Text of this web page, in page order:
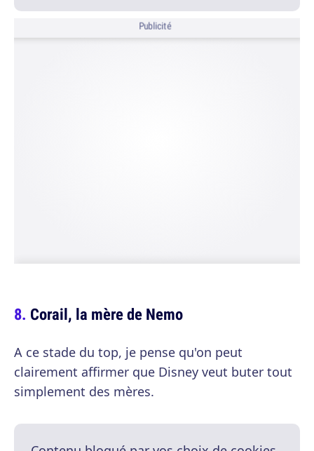
Publicité
Corail, la mère de Nemo
A ce stade du top, je pense qu'on peut
clairement affirmer que Disney veut buter tout
simplement des mères.